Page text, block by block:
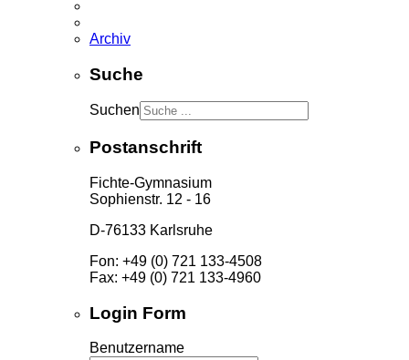
Archiv
Suche
Suchen
Postanschrift
Fichte-Gymnasium
Sophienstr. 12 - 16
D-76133 Karlsruhe
Fon: +49 (0) 721 133-4508
Fax: +49 (0) 721 133-4960
Login Form
Benutzername